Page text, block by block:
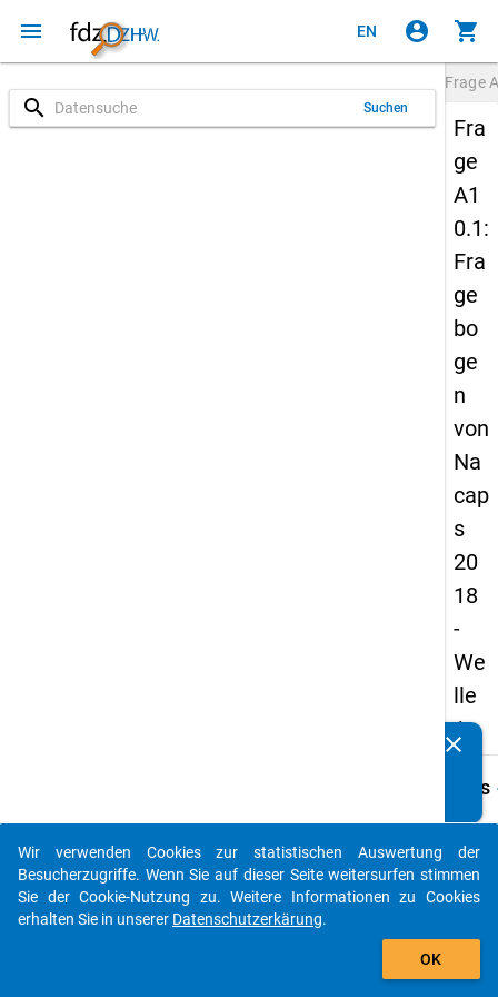
menu EN account_circle shopping_cart
search Suchen
Frage
Fra
ge
A1
0.1:
Fra
ge
bo
ge
n
von
Na
cap
s
20
18
-
We
lle
1
Details
A10.1
Wann
clear
auto_stories
add_shopping_cart
Wir verwenden Cookies zur statistischen Auswertung der
Besucherzugriffe. Wenn Sie auf dieser Seite weitersurfen stimmen
Sie der Cookie-Nutzung zu. Weitere Informationen zu Cookies
erhalten Sie in unserer Datenschutzerkärung.
OK